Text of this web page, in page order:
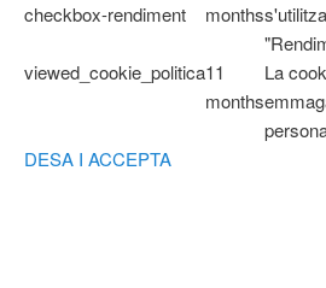
checkbox-rendiment
months
viewed_cookie_politica11
months
La
DESA I ACCEPTA